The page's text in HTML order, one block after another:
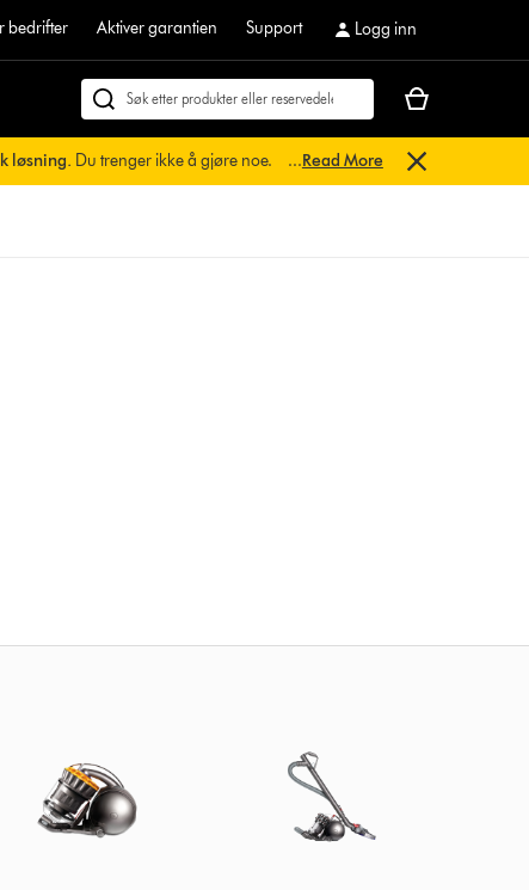
bedrifter Aktiver garantien Support Logg inn
Søk
dyson.no
Handlekurven
er
tom
løsning. Du trenger ikke å gjøre noe.
...Read More